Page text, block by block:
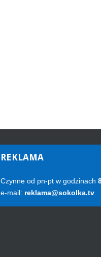
REKLAMA
Czynne od pn-pt w godzinach
e-mail: reklama@sokolka.tv